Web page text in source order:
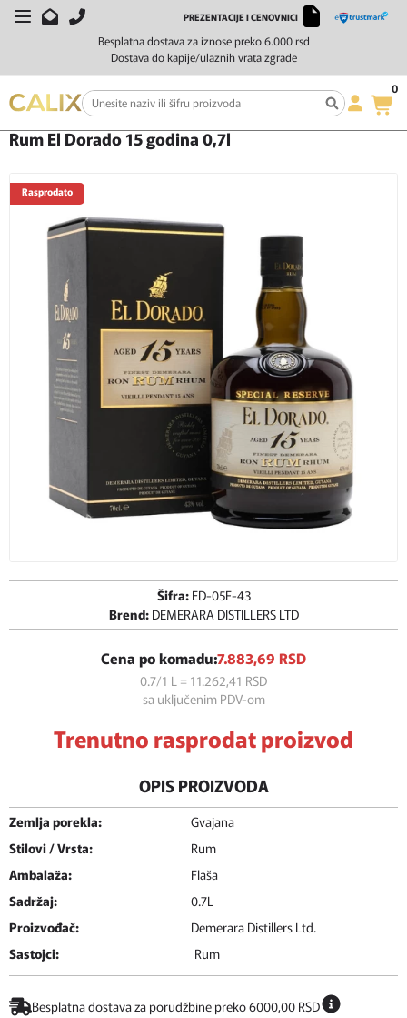
Besplatna dostava za iznose preko 6.000 rsd
Dostava do kapije/ulaznih vrata zgrade
PREZENTACIJE I CENOVNICI
0
Početna Žestoka pića Rum Rum El Dorado 15 godina 0,7l
Rum El Dorado 15 godina 0,7l
Rasprodato
Šifra: ED-05F-43
Brend: DEMERARA DISTILLERS LTD
Cena po komadu:7.883,69 RSD
0.7/1 L = 11.262,41 RSD
sa uključenim PDV-om
Trenutno rasprodat proizvod
OPIS PROIZVODA
Zemlja porekla:
Gvajana
Stilovi / Vrsta:
Rum
Ambalaža:
Flaša
Sadržaj:
0.7L
Proizvođač:
Demerara Distillers Ltd.
Sastojci:
Rum
Besplatna dostava za porudžbine preko 6000,00 RSD